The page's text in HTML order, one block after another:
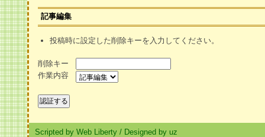
記事編集
投稿時に設定した削除キーを入力してください。
削除キー
作業内容
Scripted by Web Liberty / Designed by uz